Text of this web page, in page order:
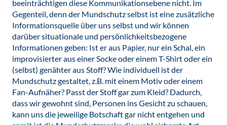
beeinträchtigen diese Kommunikationsebene nicht. Im
Gegenteil, denn der Mundschutz selbst ist eine zusätzliche
Informationsquelle über uns selbst und wir können
darüber situationale und persönlichkeitsbezogene
Informationen geben: Ist er aus Papier, nur ein Schal, ein
improvisierter aus einer Socke oder einem T-Shirt oder ein
(selbst) genähter aus Stoff? Wie individuell ist der
Mundschutz gestaltet, z.B. mit einem Motiv oder einem
Fan-Aufnäher? Passt der Stoff gar zum Kleid? Dadurch,
dass wir gewohnt sind, Personen ins Gesicht zu schauen,
kann uns die jeweilige Botschaft gar nicht entgehen und